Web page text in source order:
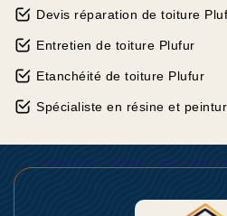
Devis réparation de toiture
Entretien de toiture Plufur
Etanchéité de toiture Plufur
Spécialiste en résine et